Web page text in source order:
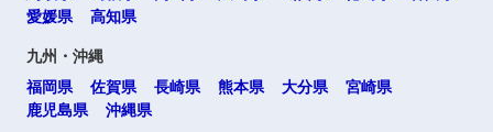
愛媛県
高知県
九州・沖縄
福岡県
佐賀県 長崎県 熊本県 大分県
宮崎県
鹿児島県
沖縄県